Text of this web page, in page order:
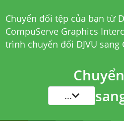
Chuyển đổi tệp của bạn từ
CompuServe Graphics
trình chuyển đổi DJVU sang
...